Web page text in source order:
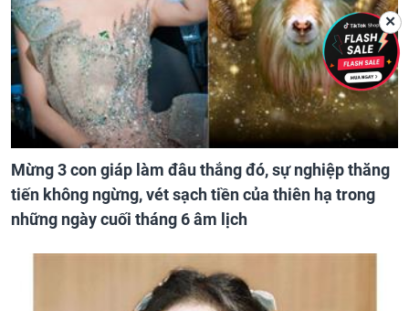
Mừng 3 con giáp làm đâu thắng đó, sự nghiệp thăng
tiến không ngừng, vét sạch tiền của thiên hạ trong
những ngày cuối tháng 6 âm lịch
✕